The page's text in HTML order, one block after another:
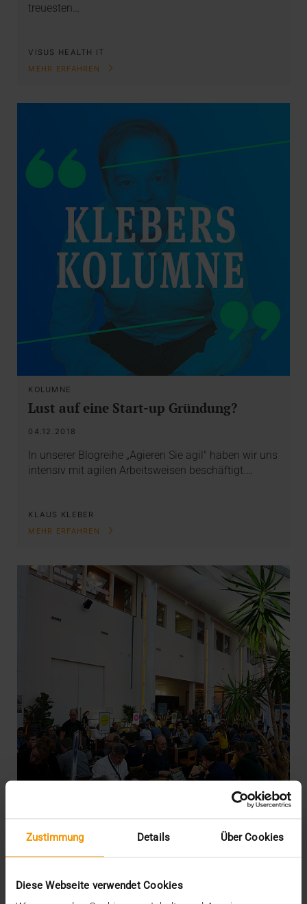
Zustimmung Details Über Cookies
Diese Webseite verwendet Cookies
treuesten…
VISUS HEALTH IT
MEHR ERFAHREN
KOLUMNE
Lust auf eine Start-up Gründung?
04.12.2018
In unserer Blogreihe „Agieren Sie agil" haben wir uns
intensiv mit agilen Arbeitsweisen beschäftigt.…
KLAUS KLEBER
MEHR ERFAHREN